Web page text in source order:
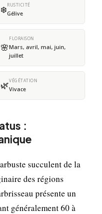
❄️RUSTICITÉ
Gélive
🌸
FLORAISON
Mars, avril, mai, juin,
juillet
🌿VÉGÉTATION
Vivace
:
succulent de la
des régions
présente un
généralement 60 à